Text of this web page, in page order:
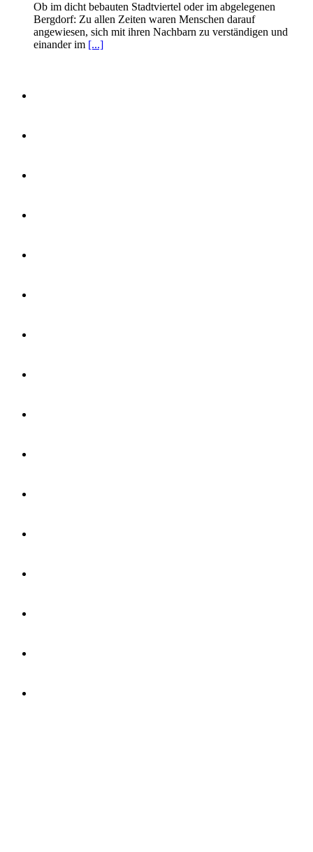
Ob im dicht bebauten Stadtviertel oder im abgelegenen
Bergdorf: Zu allen Zeiten waren Menschen darauf
angewiesen, sich mit ihren Nachbarn zu verständigen und
einander im [...]